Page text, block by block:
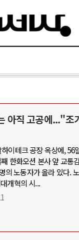
아직 고공에..."조
이테크 공장 옥상에, 56
한화오션 본사 앞 교통
의 노동자가 올라 있다.
개혁의 시...
AI와 인
중국 AI, 저가 공세
AI 국부펀드 구상 놓
AI 데이터센터 반대
AI는 어떻게 미국